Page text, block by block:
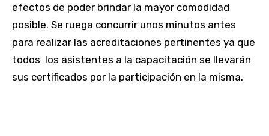
efectos de poder brindar la mayor comodidad
posible. Se ruega concurrir unos minutos antes
para realizar las acreditaciones pertinentes ya que
todos los asistentes a la capacitación se llevarán
sus certificados por la participación en la misma.